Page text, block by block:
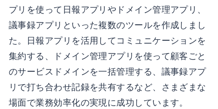
プリを使って日報アプリやドメイン管理アプリ、
議事録アプリといった複数のツールを作成しまし
た。日報アプリを活用してコミュニケーションを
集約する、ドメイン管理アプリを使って顧客ごと
のサービスドメインを一括管理する、議事録アプ
リで打ち合わせ記録を共有するなど、さまざまな
場面で業務効率化の実現に成功しています。